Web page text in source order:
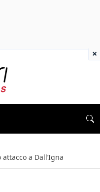
a Dall’Igna
×